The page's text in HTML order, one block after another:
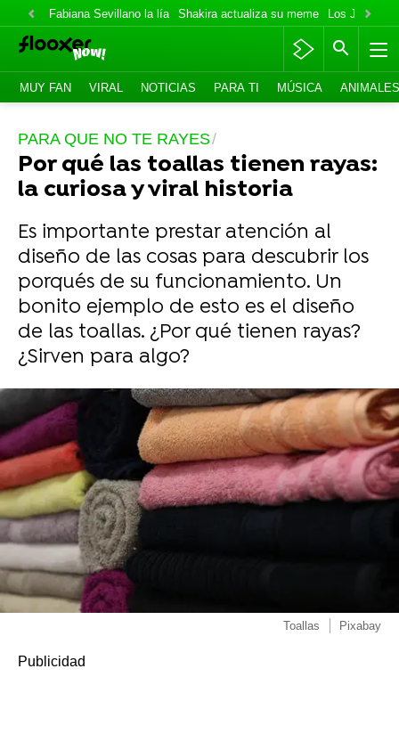
Fabiana Sevillano la lía Shakira actualiza su meme Los Jonas
MUY FAN VIRAL NOTICIAS PARA TI MÚSICA ANIMALES
PARA QUE NO TE RAYES
Por qué las toallas tienen rayas:
la curiosa y viral historia
Es importante prestar atención al
diseño de las cosas para descubrir los
porqués de su funcionamiento. Un
bonito ejemplo de esto es el diseño
de las toallas. ¿Por qué tienen rayas?
¿Sirven para algo?
Toallas Pixabay